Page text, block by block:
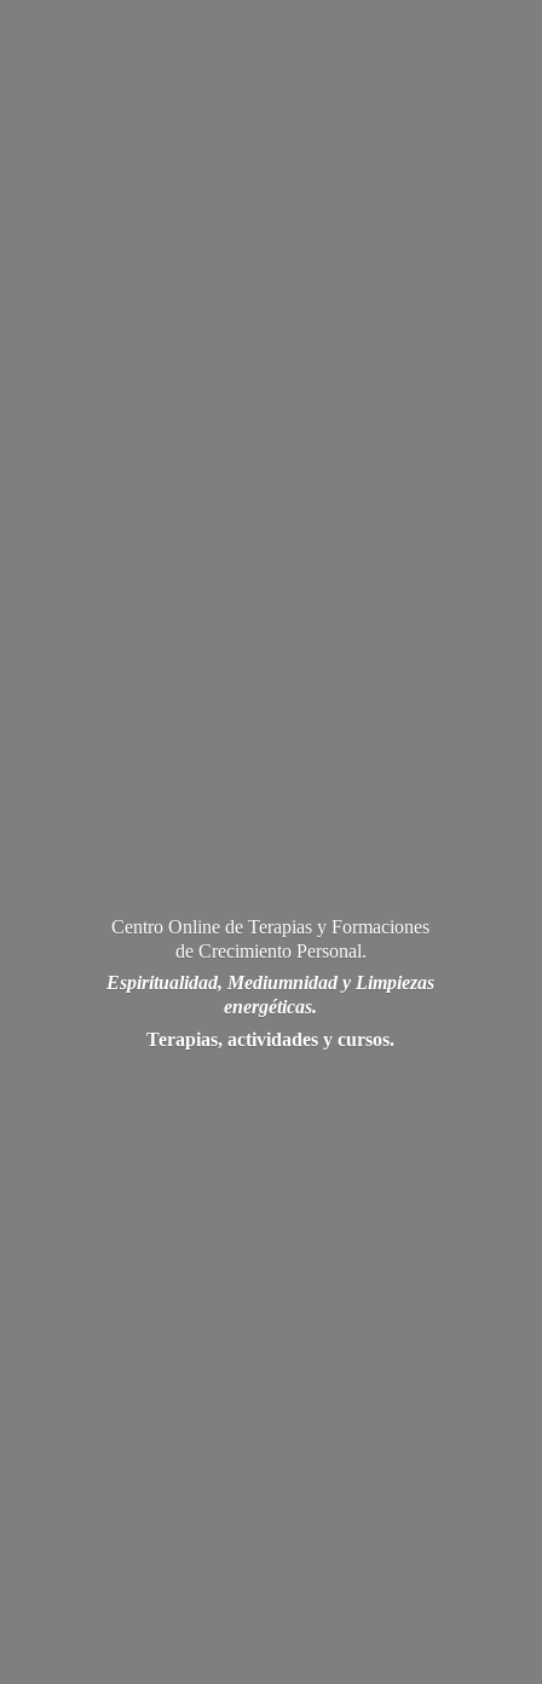
Centro Online de Terapias y Formaciones
de Crecimiento Personal.
Espiritualidad, Mediumnidad y Limpiezas
energéticas.
Terapias, actividadesy cursos.